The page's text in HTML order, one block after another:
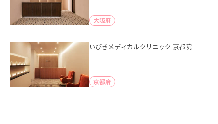
大阪府
いびきメディカルクリニック 京都院
京都府